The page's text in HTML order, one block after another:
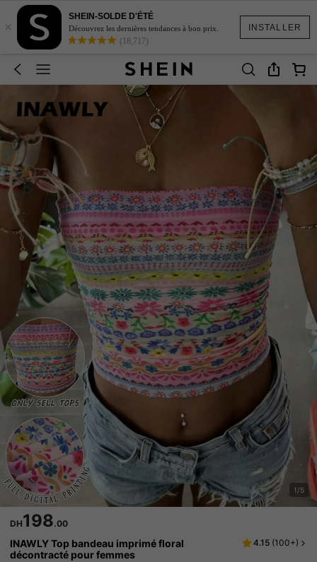
INSTALLER
×
SHEIN-SOLDE D'ÉTÉ
Découvrez les dernières tendances à bon prix.
(18,717)
1/5
DH198.00
INAWLY Top bandeau imprimé floral
décontracté pour femmes
4.15 (100+)